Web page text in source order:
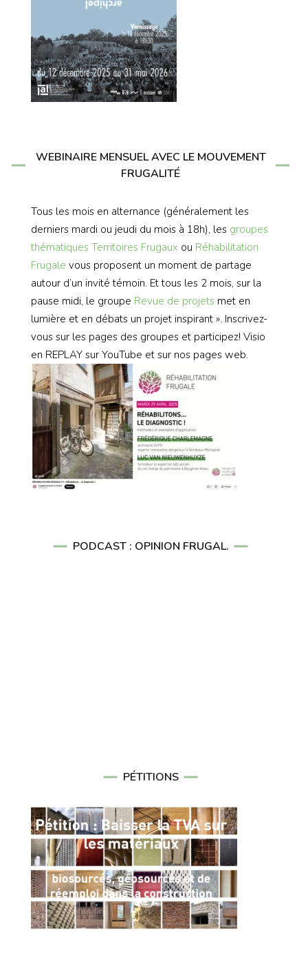
WEBINAIRE MENSUEL AVEC LE MOUVEMENT
FRUGALITÉ
Tous les mois en alternance (généralement les
derniers mardi ou jeudi du mois à 18h), les groupes
thématiques Territoires Frugaux ou Réhabilitation
Frugale vous proposent un moment de partage
autour d’un invité témoin. Et tous les 2 mois, sur la
pause midi, le groupe Revue de projets met en
lumière et en débats un projet inspirant ». Inscrivez-
vous sur les pages des groupes et participez! Visio
en REPLAY sur YouTube et sur nos pages web.
PODCAST : OPINION FRUGAL.
PÉTITIONS